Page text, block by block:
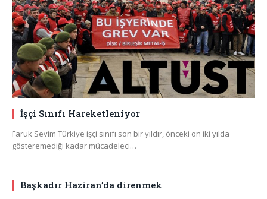
İşçi Sınıfı Hareketleniyor
Faruk Sevim Türkiye işçi sınıfı son bir yıldır, önceki on iki yılda
gösteremediği kadar mücadeleci…
Başkadır Haziran’da direnmek